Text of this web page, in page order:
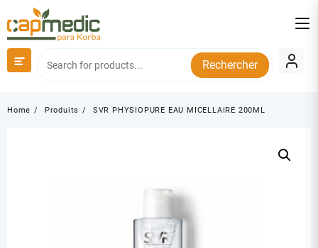
to
content
Rechercher
Home Produits SVR PHYSIOPURE EAU MICELLAIRE 200ML